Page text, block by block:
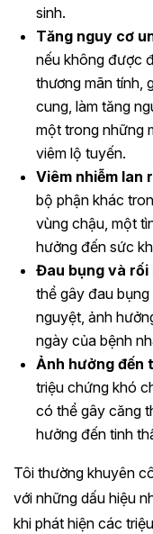
sinh.
Tăng nguy cơ
nếu không được
thương mãn tính,
cung, làm tăng
một trong những
viêm lộ tuyến.
Viêm nhiễm lan
bộ phận khác
vùng chậu, một
hưởng đến sức
Đau bụng và rối
thể gây đau
nguyệt, ảnh
ngày của bệnh
Ảnh hưởng đến
triệu chứng khó
có thể gây căng
hưởng đến tinh
Tôi thường khuyên
với những dấu hiệu
khi phát hiện các